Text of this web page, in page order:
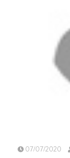
07/07/2020